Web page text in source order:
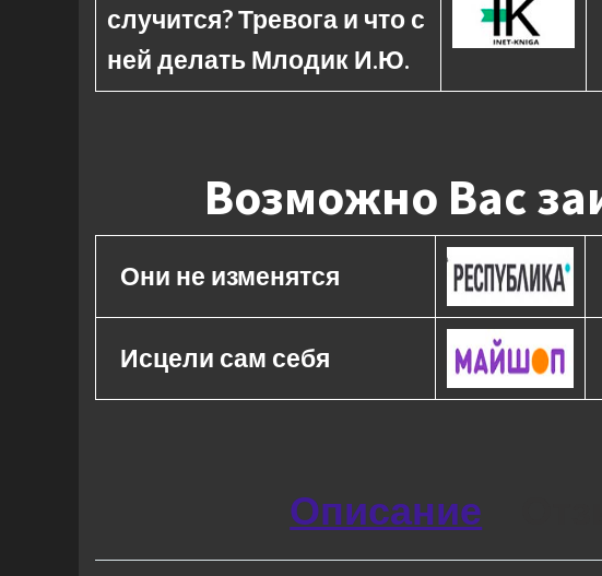
случится? Тревога и что с
ней делать Млодик И.Ю.
Возможно Вас
Они не изменятся
Исцели сам себя
Описание